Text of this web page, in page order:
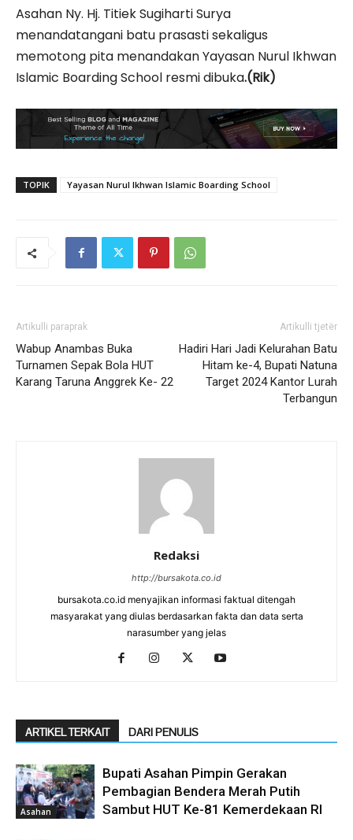
Asahan Ny. Hj. Titiek Sugiharti Surya
menandatangani batu prasasti sekaligus
memotong pita menandakan Yayasan Nurul Ikhwan
Islamic Boarding School resmi dibuka.(Rik)
TOPIK Yayasan Nurul Ikhwan Islamic Boarding School
Artikulli paraprak
Wabup Anambas Buka
Turnamen Sepak Bola HUT
Karang Taruna Anggrek Ke- 22
Artikulli tjetër
Hadiri Hari Jadi Kelurahan Batu
Hitam ke-4, Bupati Natuna
Target 2024 Kantor Lurah
Terbangun
Redaksi
http://bursakota.co.id
bursakota.co.id menyajikan informasi faktual ditengah
masyarakat yang diulas berdasarkan fakta dan data serta
narasumber yang jelas
ARTIKEL TERKAIT DARI PENULIS
Asahan
Bupati Asahan Pimpin Gerakan
Pembagian Bendera Merah Putih
Sambut HUT Ke-81 Kemerdekaan RI